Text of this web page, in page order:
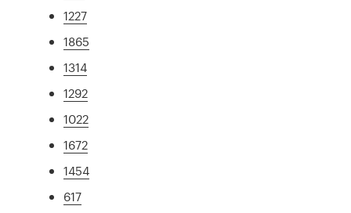
1227
1865
1314
1292
1022
1672
1454
617